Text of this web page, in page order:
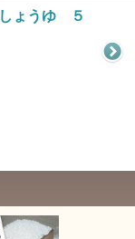
ょうゆ ５